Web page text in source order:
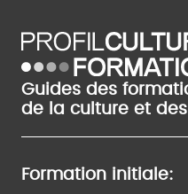
Guides des
de la culture et
Formation initiale: